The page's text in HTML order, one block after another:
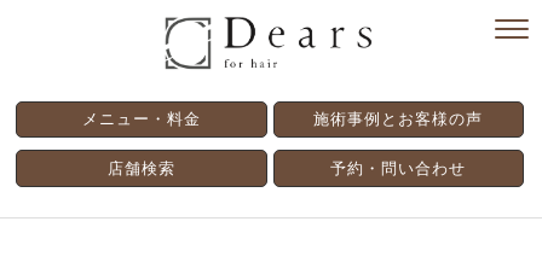
メニュー・料金 施術事例とお客様の声
店舗検索 予約・問い合わせ